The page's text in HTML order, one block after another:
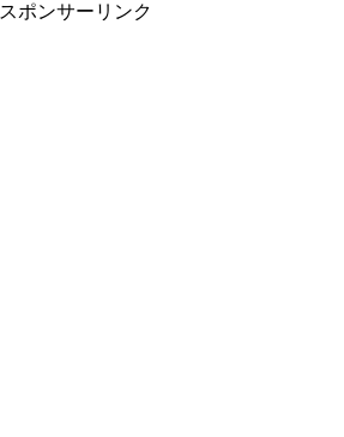
スポンサーリンク